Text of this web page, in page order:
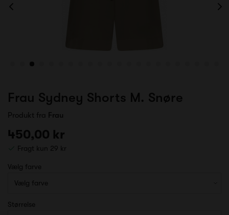
Frau Sydney Shorts M. Snøre
Produkt fra Frau
450,00 kr
Fragt kun 29 kr
Vælg farve
Størrelse